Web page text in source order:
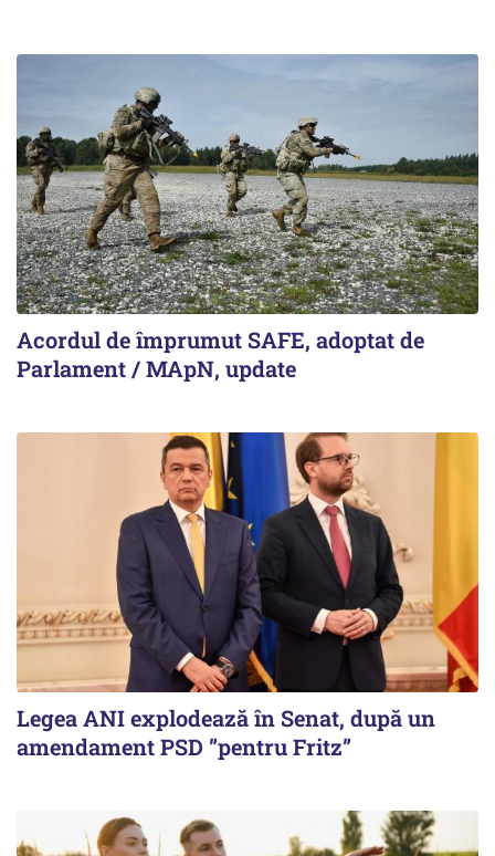
Acordul de împrumut SAFE, adoptat de
Parlament / MApN, update
Legea ANI explodează în Senat, după un
amendament PSD ”pentru Fritz”